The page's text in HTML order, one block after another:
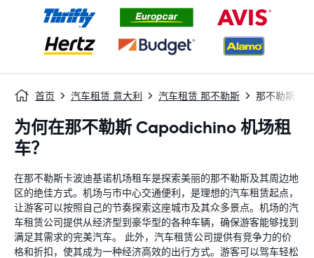
首页 汽车租赁 意大利 汽车租赁 那不勒斯 那不勒斯
为何在那不勒斯 Capodichino 机场租
车？
在那不勒斯卡波迪基诺机场租车是探索美丽的那不勒斯及其周边地
区的绝佳方式。机场与市中心交通便利，是理想的汽车租赁起点，
让游客可以按照自己的节奏探索这座城市及其众多景点。机场的汽
车租赁公司提供从经济型到豪华型的各种车辆，确保游客能够找到
满足其需求的完美汽车。 此外，汽车租赁公司提供有竞争力的价
格和折扣，使其成为一种经济高效的出行方式。游客可以驾车轻松